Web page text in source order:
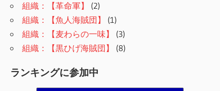
組織：【革命軍】
(2)
組織：【魚人海賊団】
(1)
組織：【麦わらの一味】
(3)
組織：【黒ひげ海賊団】
(8)
ランキングに参加中